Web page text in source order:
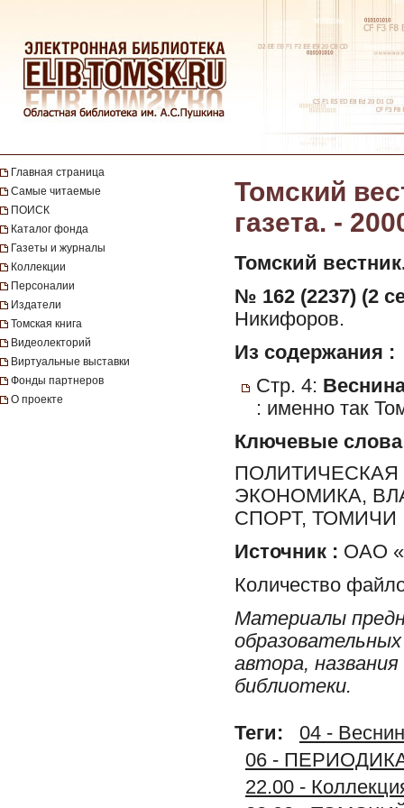
Главная страница
Самые читаемые
ПОИСК
Каталог фонда
Газеты и журналы
Коллекции
Персоналии
Издатели
Томская книга
Видеолекторий
Виртуальные выставки
Фонды партнеров
О проекте
Томский
газета. -
Томский
№ 162 (2237) (2
Никифоров.
Из содержания :
Стр. 4:
: именно так
Ключевые слова
ЭКОНОМИКА,
СПОРТ, ТОМИЧИ
Источник : ОАО
Количество
Материалы
автора,
библиотеки.
Теги:
04 -
06 -
22.00 -